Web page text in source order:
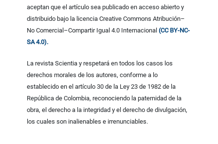
aceptan que el artículo sea publicado en acceso abierto y
distribuido bajo la licencia Creative Commons Atribución–
No Comercial–Compartir Igual 4.0 Internacional(CC BY-NC-
SA 4.0).
La revista Scientia y respetará en todos los casos los
derechos morales de los autores, conforme a lo
establecido en el artículo 30 de la Ley 23 de 1982 de la
República de Colombia, reconociendo la paternidad de la
obra, el derecho a la integridad y el derecho de divulgación,
los cuales son inalienables e irrenunciables.